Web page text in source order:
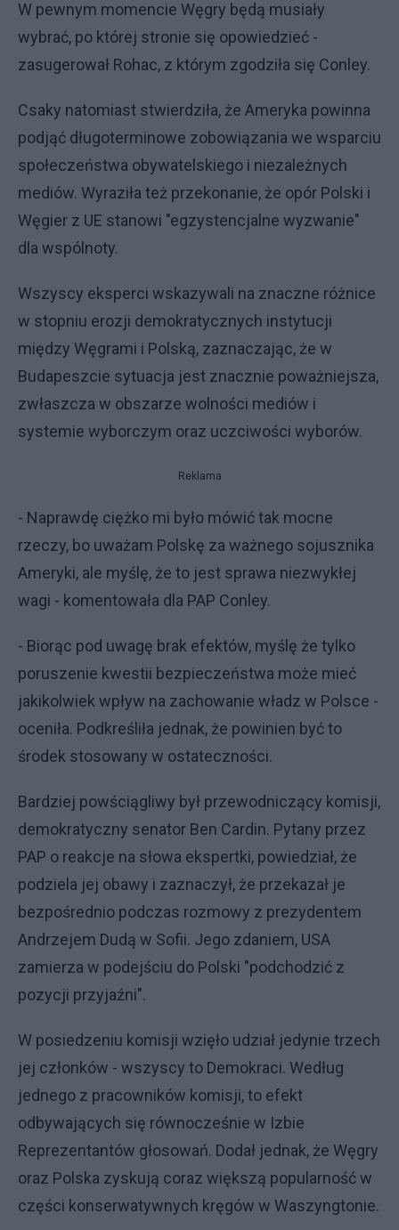
W pewnym momencie Węgry będą musiały
wybrać, po której stronie się opowiedzieć -
zasugerował Rohac, z którym zgodziła się Conley.
Csaky natomiast stwierdziła, że Ameryka powinna
podjąć długoterminowe zobowiązania we wsparciu
społeczeństwa obywatelskiego i niezależnych
mediów. Wyraziła też przekonanie, że opór Polski i
Węgier z UE stanowi "egzystencjalne wyzwanie"
dla wspólnoty.
Wszyscy eksperci wskazywali na znaczne różnice
w stopniu erozji demokratycznych instytucji
między Węgrami i Polską, zaznaczając, że w
Budapeszcie sytuacja jest znacznie poważniejsza,
zwłaszcza w obszarze wolności mediów i
systemie wyborczym oraz uczciwości wyborów.
Reklama
- Naprawdę ciężko mi było mówić tak mocne
rzeczy, bo uważam Polskę za ważnego sojusznika
Ameryki, ale myślę, że to jest sprawa niezwykłej
wagi - komentowała dla PAP Conley.
- Biorąc pod uwagę brak efektów, myślę że tylko
poruszenie kwestii bezpieczeństwa może mieć
jakikolwiek wpływ na zachowanie władz w Polsce -
oceniła. Podkreśliła jednak, że powinien być to
środek stosowany w ostateczności.
Bardziej powściągliwy był przewodniczący komisji,
demokratyczny senator Ben Cardin. Pytany przez
PAP o reakcje na słowa ekspertki, powiedział, że
podziela jej obawy i zaznaczył, że przekazał je
bezpośrednio podczas rozmowy z prezydentem
Andrzejem Dudą w Sofii. Jego zdaniem, USA
zamierza w podejściu do Polski "podchodzić z
pozycji przyjaźni".
W posiedzeniu komisji wzięło udział jedynie trzech
jej członków - wszyscy to Demokraci. Według
jednego z pracowników komisji, to efekt
odbywających się równocześnie w Izbie
Reprezentantów głosowań. Dodał jednak, że Węgry
oraz Polska zyskują coraz większą popularność w
części konserwatywnych kręgów w Waszyngtonie.